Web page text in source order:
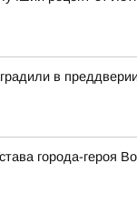
в
города-героя